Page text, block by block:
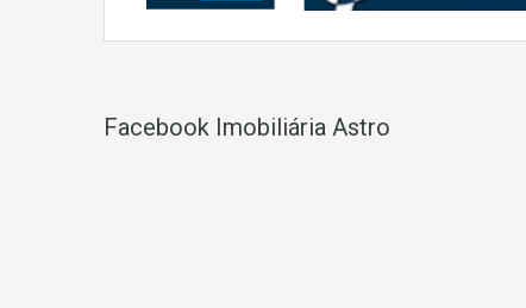
Facebook Imobiliária Astro